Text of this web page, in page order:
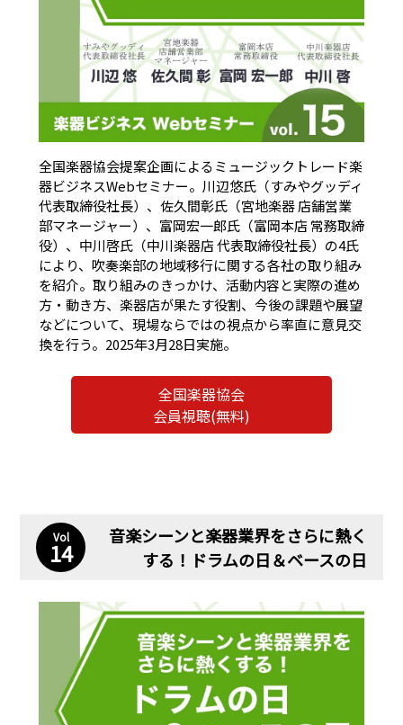
全国楽器協会提案企画によるミュージックトレード楽
器ビジネスWebセミナー。川辺悠氏（すみやグッディ
代表取締役社長）、佐久間彰氏（宮地楽器 店舗営業
部マネージャー）、富岡宏一郎氏（富岡本店 常務取締
役）、中川啓氏（中川楽器店 代表取締役社長）の4氏
により、吹奏楽部の地域移行に関する各社の取り組み
を紹介。取り組みのきっかけ、活動内容と実際の進め
方・動き方、楽器店が果たす役割、今後の課題や展望
などについて、現場ならではの視点から率直に意見交
換を行う。2025年3月28日実施。
全国楽器協会
会員視聴(無料)
Vol
14
音楽シーンと楽器業界をさらに熱く
する！ドラムの日＆ベースの日